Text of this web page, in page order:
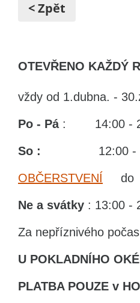
< Zpět
OTEVŘENO KAŽDÝ
vždy od 1.dubna. -
Po - Pá : 14:00 -
So : 12:00 -
OBČERSTVENÍ do
Ne a svátky : 13:00 -
Za nepříznivého
U POKLADNÍHO
PLATBA POUZE v